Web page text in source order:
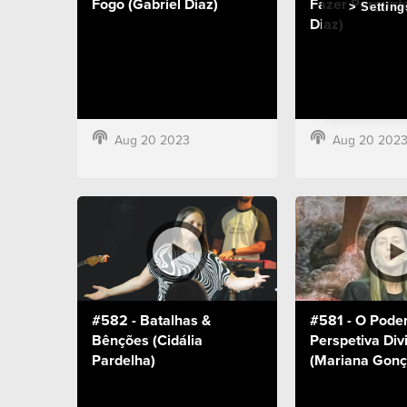
Aug 20 2023
Diaz)
Aug 20 2023
#582 - Batalhas &
Bênções (Cidália
Pardelha)
#581 - O
Perspetiva
(Mariana